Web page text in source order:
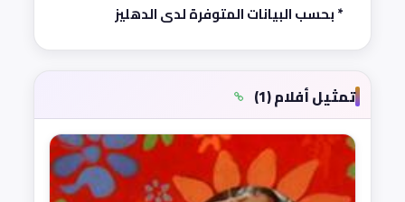
* بحسب البيانات المتوفرة لدى الدهليز
تمثيل أفلام (1)